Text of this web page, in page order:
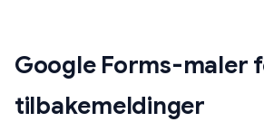
Google Forms-maler
tilbakemeldinger